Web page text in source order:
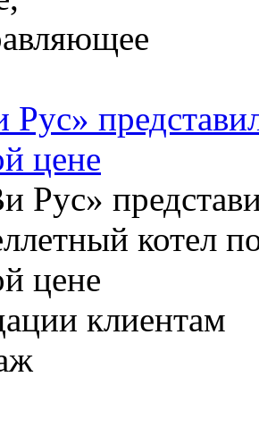
цене
клиентам